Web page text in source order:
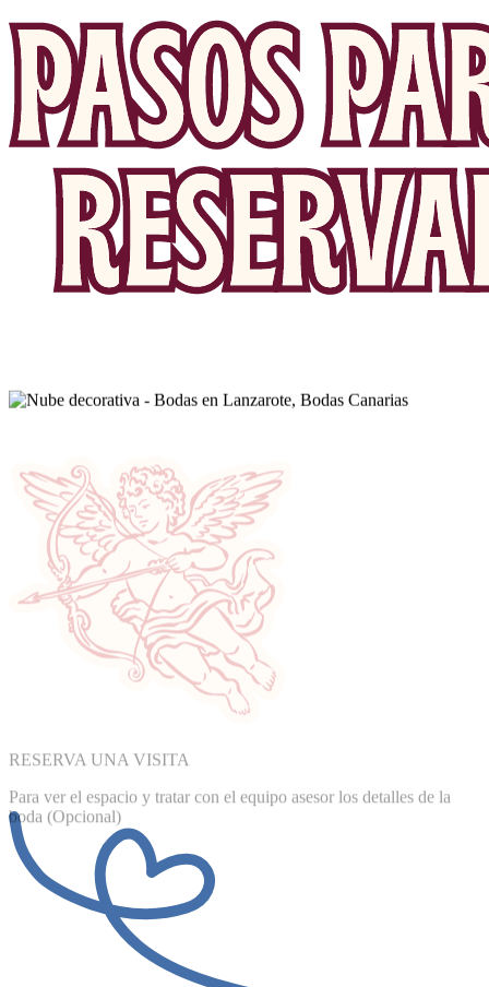
RESERVA UNA VISITA
Para ver el espacio y tratar con el equipo asesor los detalles de la
boda (Opcional)